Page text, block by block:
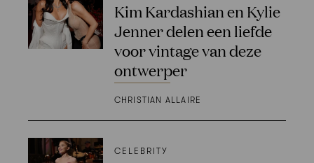
Kim Kardashian en Kylie
Jenner delen een liefde
voor vintage van deze
ontwerper
CHRISTIAN ALLAIRE
CELEBRITY